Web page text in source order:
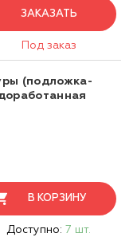
ЗАКАЗАТЬ
Под заказ
(подложка-
В КОРЗИНУ
Доступно: 7 шт.